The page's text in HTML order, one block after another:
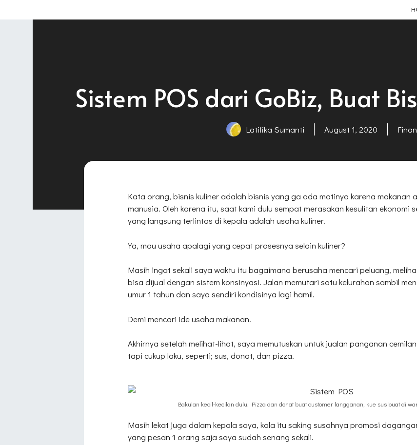
Sistem POS dari GoBiz, Buat
Latifika Sumanti August 1, 2020
Kata orang, bisnis kuliner adalah bisnis yang ga ada matinya karena makanan
manusia. Oleh karena itu, saat kami dulu sempat merasakan kesulitan ekonomi
yang langsung terlintas di kepala adalah usaha kuliner.
Ya, mau usaha apalagi yang cepat prosesnya selain kuliner?
Masih ingat sekali saya waktu itu bagaimana berusaha mencari peluang,
bisa dijual dengan sistem konsinyasi. Jalan memutari satu kelurahan sambil
umur 1 tahun dan saya sendiri kondisinya lagi hamil.
Demi mencari ide usaha makanan.
Akhirnya setelah melihat-lihat, saya memutuskan untuk jualan panganan
tapi cukup laku, seperti; sus, donat, dan pizza.
Bakulan kecil-kecilan dulu. Pizza dan donat buat customer langganan, kue sus buat di
Masih lekat juga dalam kepala saya, kala itu saking susahnya promosi
yang pesan 1 orang saja saya sudah senang sekali.